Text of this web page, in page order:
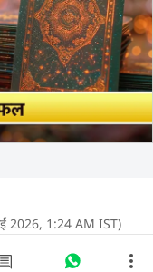
2026, 1:24 AM IST)